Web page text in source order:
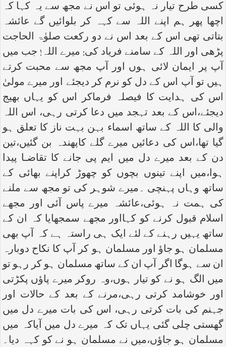
کسی طرح تیار نہ ہوئی تو اس نے مجھ سے یہ کہا کہ
اچھا پھر ہم اپنے اللہ سے کہہ کر بلوائیں گے عائشہ
بتاتی تھی اس کے بعد اس نے دو رکعت صلوٰۃ الحاجت
پڑھی اور اللہ کے سامنے فریاد کی: میرے اللہ! جب میں
آپ پر ایمان لائی ہوں اور آپ مجھ سے محبت کرتے
ہیں تو آپ اس کے دل کو نرم کر دیجئے اور میرے مولیٰ
اس کی ہدایت کا فیصلہ فرماکر اس کو یہاں بھیج
دیجئے،اس کے بعد تہجد میں دعا کرتی رہی، اس اللہ
والی کا اللہ کے ساتھ اسماء بہن بہت ناز کا تعلق ہو
گیا تھا،اس کی دعائیں میرے گلے کاپھندہ بن گئیں،تین
دن کے بعد میرے دل میں ایم پی جانے کا تقاضـا پیدا
ہوا،میں اپنے تینوں بچوں کو چھوڑ کراپنے بھائی کے
ساتھ وہاں پہنچی ۔میرے شوہر کی تو مجھ سے ملنے
کی ہمت نہ ہوئی،عائشہ میرے پاس آئی اور مجھے
اسلام قبول کرنے کو کہااور مجھے سمجھایا کہ ان کے
ساتھ یہیں رہنے کے لئے ایک ہی راستہ ہے کہ آپ بھی
مسلمان ہو جاؤ اور مسلمان ہو کر آپ کا نکاح دوبارہ
ان سے ہوگا اگر آپ ان کے ساتھ مسلمان ہو کر رہو تو
میں الگ ہو نے کو تیار ہوں،وہ روکر میرے پاؤں پکڑتی
اور خوشامد کرتی رہی،مرنے کے بعد کے حالات اور
جہنم کی بات کرتی رہی، اس کی بات میرے دل میں
گھستی چلی گئی یہاں تک کہ میرے دل میں آیاکہ میں
مسلمان ہو جاؤں،میں نے مسلمان ہو نے کو کہہ دیا۔